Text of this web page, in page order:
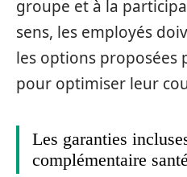
groupe et à la
sens, les employés
les options proposées
pour optimiser leur
Les garanties
complémentaire santé